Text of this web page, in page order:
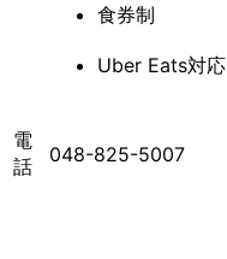
食券制
Uber Eats対応
電
話
048-825-5007